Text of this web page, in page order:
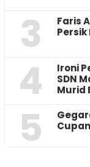
3
Faris
Persik
4
Ironi
SDN
Murid
5